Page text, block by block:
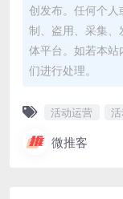
创发布。任何个人
制、盗用、采集
体平台。如若本
们进行处理。
活动运营
微推客